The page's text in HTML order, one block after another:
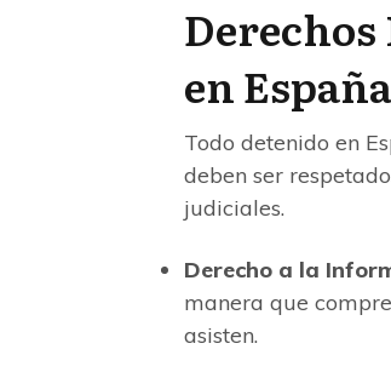
en España
Todo detenido en
deben ser
judiciales.
Derecho a la
manera que
asisten.